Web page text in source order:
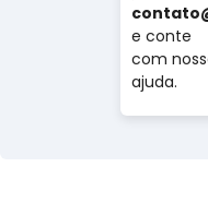
e conte
com
ajuda.